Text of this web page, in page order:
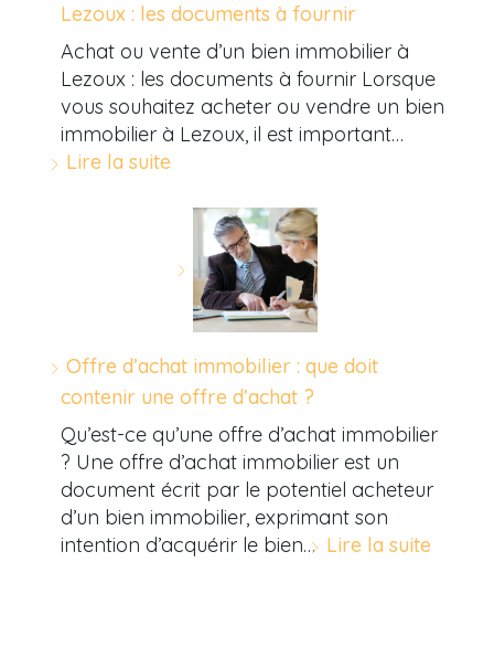
Lezoux : les documents à fournir
Achat ou vente d’un bien immobilier à
Lezoux : les documents à fournir Lorsque
vous souhaitez acheter ou vendre un bien
immobilier à Lezoux, il est important…
Lire la suite
Offre d’achat immobilier : que doit
contenir une offre d’achat ?
Qu’est-ce qu’une offre d’achat immobilier
? Une offre d’achat immobilier est un
document écrit par le potentiel acheteur
d’un bien immobilier, exprimant son
intention d’acquérir le bien… Lire la suite